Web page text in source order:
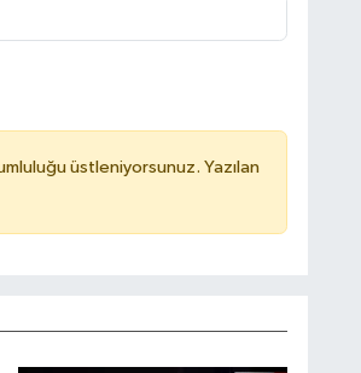
üstleniyorsunuz. Yazılan